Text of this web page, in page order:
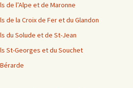
de l’Alpe et de Maronne
de la Croix de Fer et du Glandon
du Solude et de St-Jean
St-Georges et du Souchet